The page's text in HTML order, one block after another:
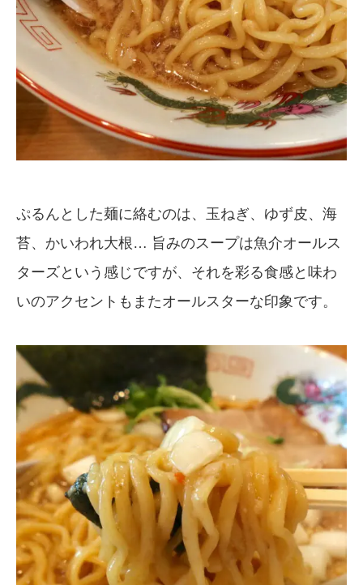
ぷるんとした麺に絡むのは、玉ねぎ、ゆず皮、海
苔、かいわれ大根… 旨みのスープは魚介オールス
ターズという感じですが、それを彩る食感と味わ
いのアクセントもまたオールスターな印象です。